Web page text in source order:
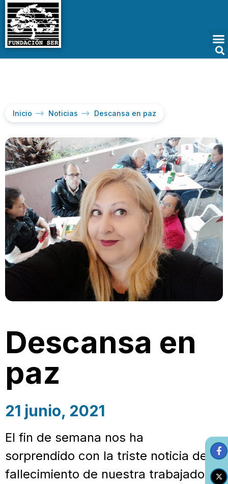
Inicio Noticias Descansa en paz
Descansa en
paz
21 junio, 2021
El fin de semana nos ha
sorprendido con la triste noticia del
fallecimiento de nuestra trabajadora